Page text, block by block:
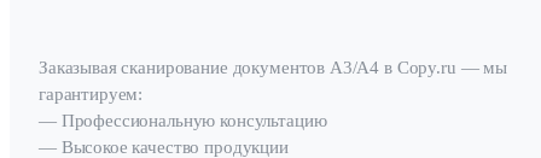
Заказывая сканирование документов А3/А4 в Copy.ru — мы
гарантируем:
— Профессиональную консультацию
— Высокое качество продукции